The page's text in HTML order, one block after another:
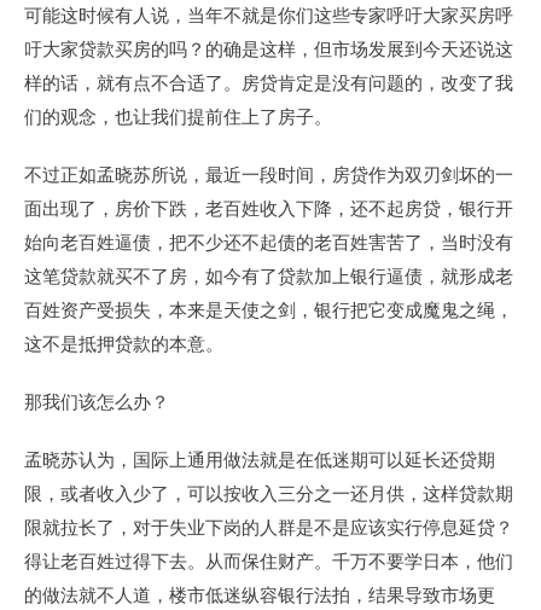
可能这时候有人说，当年不就是你们这些专家呼吁大家买房呼
吁大家贷款买房的吗？的确是这样，但市场发展到今天还说这
样的话，就有点不合适了。房贷肯定是没有问题的，改变了我
们的观念，也让我们提前住上了房子。
不过正如孟晓苏所说，最近一段时间，房贷作为双刃剑坏的一
面出现了，房价下跌，老百姓收入下降，还不起房贷，银行开
始向老百姓逼债，把不少还不起债的老百姓害苦了，当时没有
这笔贷款就买不了房，如今有了贷款加上银行逼债，就形成老
百姓资产受损失，本来是天使之剑，银行把它变成魔鬼之绳，
这不是抵押贷款的本意。
那我们该怎么办？
孟晓苏认为，国际上通用做法就是在低迷期可以延长还贷期
限，或者收入少了，可以按收入三分之一还月供，这样贷款期
限就拉长了，对于失业下岗的人群是不是应该实行停息延贷？
得让老百姓过得下去。从而保住财产。千万不要学日本，他们
的做法就不人道，楼市低迷纵容银行法拍，结果导致市场更